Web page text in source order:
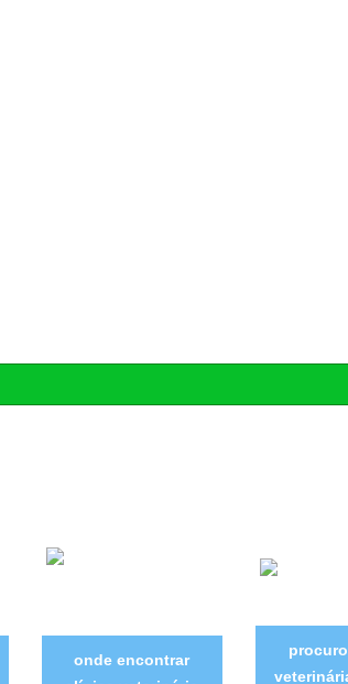
onde encontrar